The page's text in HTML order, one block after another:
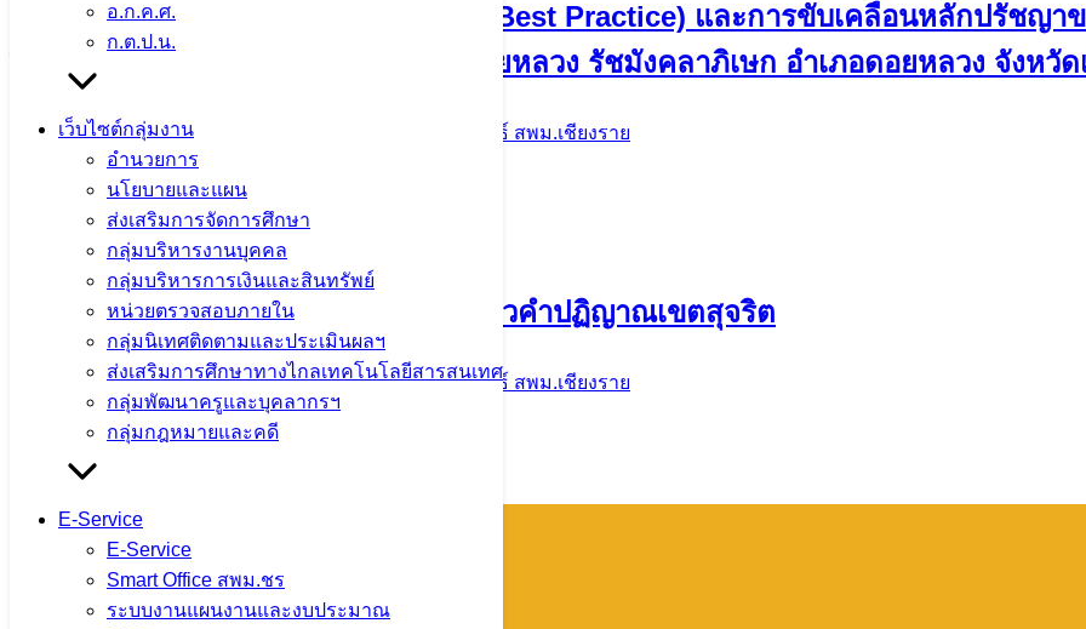
อ.ก.ค.ศ.
ก.ต.ป.น.
เว็บไซต์กลุ่มงาน
อำนวยการ
นโยบายและแผน
ส่งเสริมการจัดการศึกษา
กลุ่มบริหารงานบุคคล
กลุ่มบริหารการเงินและสินทรัพย์
หน่วยตรวจสอบภายใน
กลุ่มนิเทศติดตามและประเมินผลฯ
ส่งเสริมการศึกษาทางไกลเทคโนโลยีสารสนเทศ
กลุ่มพัฒนาครูและบุคลากรฯ
กลุ่มกฎหมายและคดี
E-Service
E-Service
Smart Office สพม.ชร
ระบบงานแผนงานและงบประมาณ
ตรวจสุขภาพประจำปี 2569 ใส่ใจสุขภาพบุคลากร เสริมสร้างคุณภาพชีวิตและประสิทธิภ
4 สิงหาคม 20264 สิงหาคม 2026
จำนวนผู้ชม: 12
กิจกรรมแลกเปลี่ยนเรียนรู้วิธีปฏิบัติที่ดี (Best Practice) และการขับเคลื่อนหลักปรัชญาข
ปีงบประมาณ พ.ศ. 2569 ณ โรงเรียนดอยหลวง รัชมังคลาภิเษก อำเภอดอยหลวง จังหวัดเ
จำนวนผู้ชม: 12